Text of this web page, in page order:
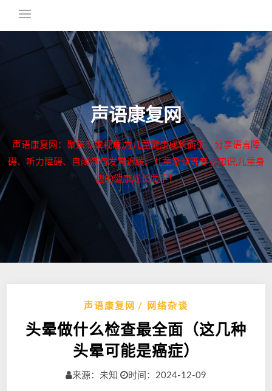
声语康复网
声语康复网：聚焦专家视角,为儿童健康成长而生，分享语言障
碍、听力障碍、自闭症与发育迟缓、儿童杂谈等专业知识,儿童身
边的健康成长助手！
声语康复网 网络杂谈
头晕做什么检查最全面（这几种
头晕可能是癌症）
来源：未知 时间：2024-12-09